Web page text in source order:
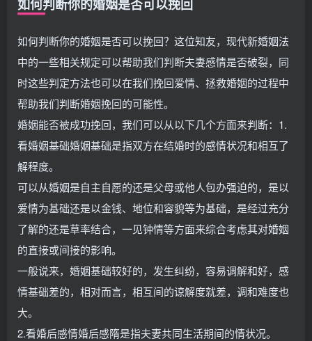
如何判断你的婚姻是否可以挽回
如何判断你的婚姻是否可以挽回？这位知友，现代新婚姻法
中的一些相关规定可以帮助我们判断夫妻感情是否破裂，同
时这些判定方法也可以在我们挽回爱情、拯救婚姻的过程中
帮助我们判断婚姻挽回的可能性。
婚姻能否被成功挽回，我们可以从以下几个方面来判断：1.
看婚姻基础婚姻基础是指双方在结婚时的感情状况和相互了
解程度。
可以从婚姻是自主自愿的还是父母或他人包办强迫的，是以
爱情为基础还是以金钱、地位和容貌等为基础，是经过充分
了解的还是草率结合，一见钟情等方面来综合考虑其对婚姻
的直接或间接的影响。
一般说来，婚姻基础较好的，发生纠纷，容易调解和好，感
情基础差的，相对而言，相互间的谅解度就差，调和难度也
大。
2.看婚后感情婚后感隋是指夫妻共同生活期间的情状况。